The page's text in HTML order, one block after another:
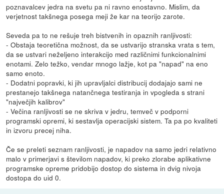
poznavalcev jedra na svetu pa ni ravno enostavno. Mislim, da
verjetnost takšnega posega meji že kar na teorijo zarote.
Seveda pa to ne rešuje treh bistvenih in opaznih ranljivosti:
- Obstaja teoretična možnost, da se ustvarijo stranska vrata s tem,
da se ustvari neželjeno interakcijo med različnimi funkcionalnimi
enotami. Zelo težko, vendar mnogo lažje, kot pa "napad" na eno
samo enoto.
- Dodatni popravki, ki jih upravljalci distribucij dodajajo sami ne
prestanejo takšnega natančnega testiranja in vpogleda s strani
"največjih kalibrov"
- Večina ranljivosti se ne skriva v jedru, temveč v podporni
programski opremi, ki sestavlja operacijski sistem. Ta pa po kvaliteti
in izvoru precej niha.
Če se preleti seznam ranljivosti, je napadov na samo jedri relativno
malo v primerjavi s številom napadov, ki preko zlorabe aplikativne
programske opreme pridobijo dostop do sistema in dvig nivoja
dostopa do uid 0.